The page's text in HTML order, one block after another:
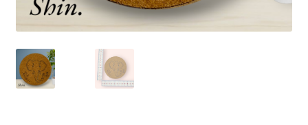
特定商取引法に基づく表記